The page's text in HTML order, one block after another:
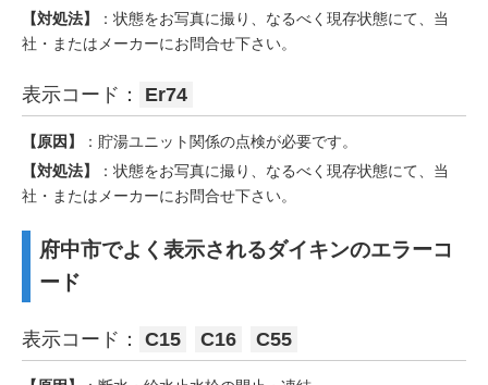
【対処法】
：状態をお写真に撮り、なるべく現存状態にて、当
社・またはメーカーにお問合せ下さい。
表示コード： Er74
【原因】
：貯湯ユニット関係の点検が必要です。
【対処法】
：状態をお写真に撮り、なるべく現存状態にて、当
社・またはメーカーにお問合せ下さい。
府中市でよく表示されるダイキンのエラーコ
ード
表示コード： C15 C16 C55